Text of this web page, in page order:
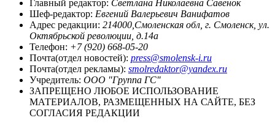
Главный редактор: Светлана Николаевна Савенок
Шеф-редактор: Евгений Валерьевич Ванифатов
Адрес редакции: 214000,Смоленская обл, г. Смоленск, ул.
Октябрьской революции, д.14а
Телефон: +7 (920) 668-05-20
Почта(отдел новостей): press@smolensk-i.ru
Почта(отдел рекламы): smolredaktor@yandex.ru
Учредитель: ООО "Группа ГС"
ЗАПРЕЩЕНО ЛЮБОЕ ИСПОЛЬЗОВАНИЕ
МАТЕРИАЛОВ, РАЗМЕЩЕННЫХ НА САЙТЕ, БЕЗ
СОГЛАСИЯ РЕДАКЦИИ